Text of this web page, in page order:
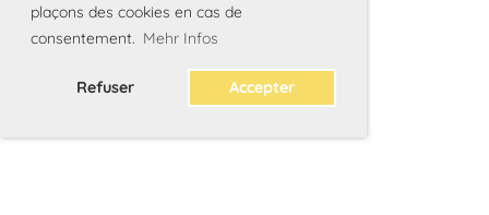
plaçons des cookies en cas de
consentement. Mehr Infos
Refuser Accepter